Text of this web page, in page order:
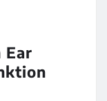
Ear